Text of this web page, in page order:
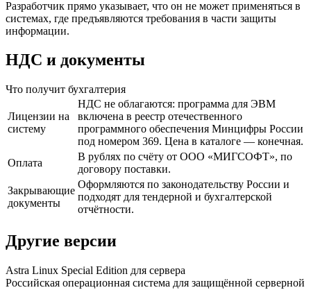
Разработчик прямо указывает, что он не может применяться в
системах, где предъявляются требования в части защиты
информации.
НДС и документы
Что получит бухгалтерия
Лицензии на
систему
НДС не облагаются: программа для ЭВМ
включена в реестр отечественного
программного обеспечения Минцифры России
под номером 369. Цена в каталоге — конечная.
Оплата
В рублях по счёту от ООО «МИГСОФТ», по
договору поставки.
Закрывающие
документы
Оформляются по законодательству России и
подходят для тендерной и бухгалтерской
отчётности.
Другие версии
Astra Linux Special Edition для сервера
Российская операционная система для защищённой серверной